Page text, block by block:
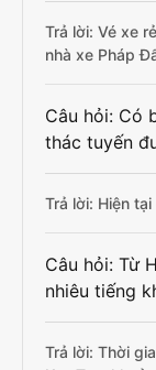
Trả lời: Vé xe
nhà xe Pháp
Câu hỏi: Có
thác tuyến
Trả lời: Hiện
Câu hỏi: Từ
nhiêu tiếng
Trả lời: Thời